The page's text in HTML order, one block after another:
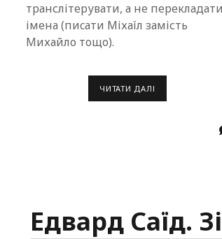
транслітерувати, а не перекладати
імена (пиcати Міхаїл замість
Михайло тощо).
ЧИТАТИ ДАЛІ
Едвард Саїд.